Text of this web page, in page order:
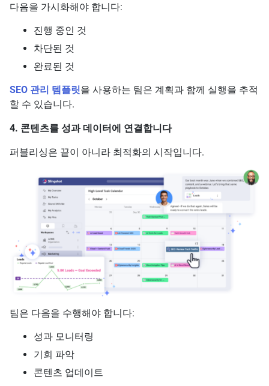
다음을 가시화해야 합니다:
진행 중인 것
차단된 것
완료된 것
SEO 관리 템플릿을 사용하는 팀은 계획과 함께 실행을 추적
할 수 있습니다.
4. 콘텐츠를 성과 데이터에 연결합니다
퍼블리싱은 끝이 아니라 최적화의 시작입니다.
팀은 다음을 수행해야 합니다:
성과 모니터링
기회 파악
콘텐츠 업데이트